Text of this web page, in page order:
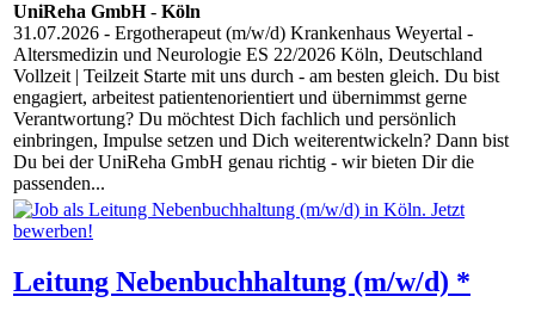
UniReha GmbH- Köln
31.07.2026 - Ergotherapeut (m/w/d) Krankenhaus Weyertal -
Altersmedizin und Neurologie ES 22/2026 Köln, Deutschland
Vollzeit | Teilzeit Starte mit uns durch - am besten gleich. Du bist
engagiert, arbeitest patientenorientiert und übernimmst gerne
Verantwortung? Du möchtest Dich fachlich und persönlich
einbringen, Impulse setzen und Dich weiterentwickeln? Dann bist
Du bei der UniReha GmbH genau richtig - wir bieten Dir die
passenden...
Leitung Nebenbuchhaltung (m/w/d) *